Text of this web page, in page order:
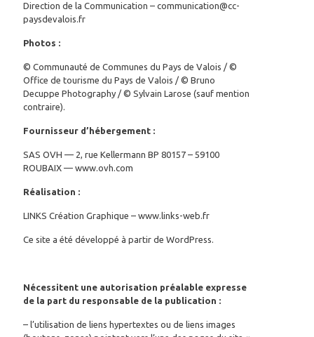
Direction de la Communication – communication@cc-
paysdevalois.fr
Photos :
© Communauté de Communes du Pays de Valois / ©
Office de tourisme du Pays de Valois / © Bruno
Decuppe Photography / © Sylvain Larose (sauf mention
contraire).
Fournisseur d’hébergement :
SAS OVH — 2, rue Kellermann BP 80157 – 59100
ROUBAIX — www.ovh.com
Réalisation :
LINKS Création Graphique – www.links-web.fr
Ce site a été développé à partir de WordPress.
Nécessitent une autorisation préalable expresse
de la part du responsable de la publication :
– l’utilisation de liens hypertextes ou de liens images